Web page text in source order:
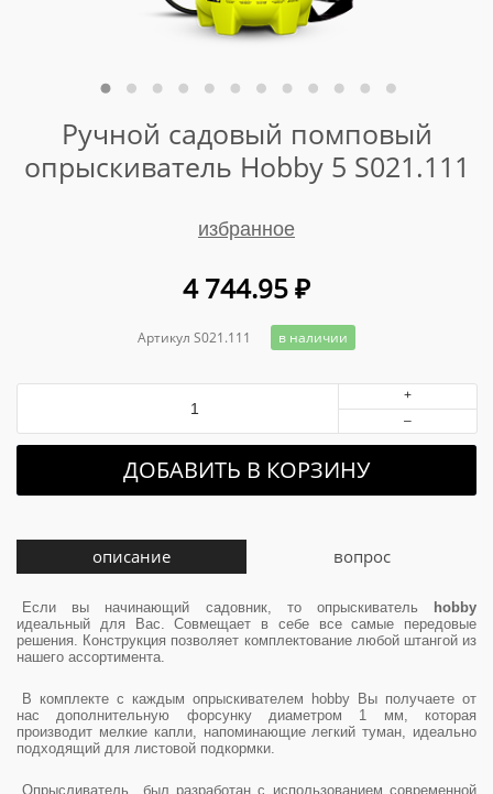
Ручной садовый помповый
опрыскиватель Hobby 5 S021.111
избранное
4 744.95₽
Артикул S021.111 в наличии
+
–
ДОБАВИТЬ В КОРЗИНУ
описание вопрос
Если вы начинающий садовник, то опрыскиватель
hobby
идеальный для Вас. Совмещает в себе все самые передовые
решения. Конструкция позволяет комплектование любой штангой из
нашего ассортимента.
В комплекте с каждым опрыскивателем hobby Вы получаете от
нас дополнительную форсунку диаметром 1 мм, которая
производит мелкие капли, напоминающие легкий туман, идеально
подходящий для листовой подкормки.
Опрысливатель был разработан с использованием современной